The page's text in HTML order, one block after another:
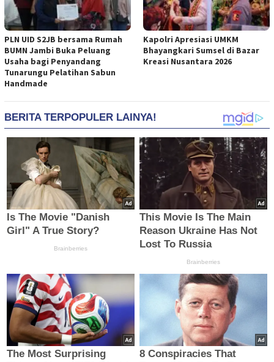
PLN UID S2JB bersama Rumah
BUMN Jambi Buka Peluang
Usaha bagi Penyandang
Tunarungu Pelatihan Sabun
Handmade
Kapolri Apresiasi UMKM
Bhayangkari Sumsel di Bazar
Kreasi Nusantara 2026